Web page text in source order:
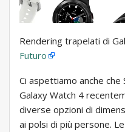
Rendering trapelati di
Futuro
Ci aspettiamo anche
Galaxy Watch 4
diverse opzioni di
ai polsi di più persone.